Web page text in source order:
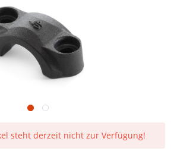
steht derzeit nicht zur Verfügung!